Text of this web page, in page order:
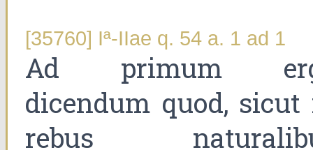
[35760] Iª-IIae q. 54 a. 1 ad 1
Ad primum
dicendum quod,
rebus